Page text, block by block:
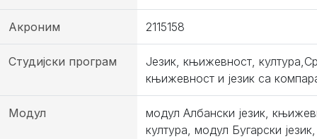
Акроним 2115158
Студијски програм
Језик, књижевност,
књижевност и језик са
Модул
модул Албански језик,
култура, модул Бугарски језик,